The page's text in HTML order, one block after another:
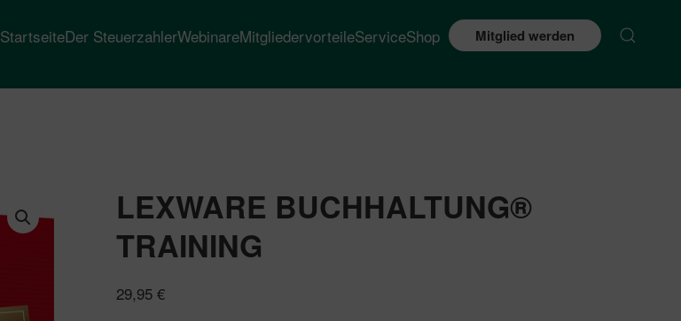
StartseiteDer SteuerzahlerWebinareMitgliedervorteileServiceShop Mitglied werden
LEXWARE BUCHHALTUNG®
TRAINING
29,95 €